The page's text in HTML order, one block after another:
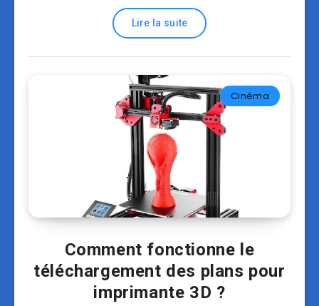
Lire la suite
Cinéma
Comment fonctionne le
téléchargement des plans pour
imprimante 3D ?